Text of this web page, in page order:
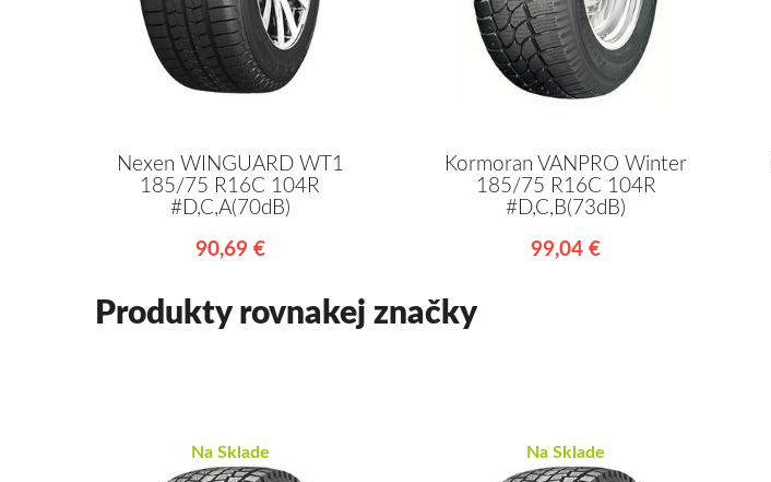
Nexen WINGUARD WT1
185/75 R16C 104R
#D,C,A(70dB)
90,69 €
Kormoran VANPRO Winter
185/75 R16C 104R
#D,C,B(73dB)
99,04 €
Produkty rovnakej značky
Na Sklade Na Sklade